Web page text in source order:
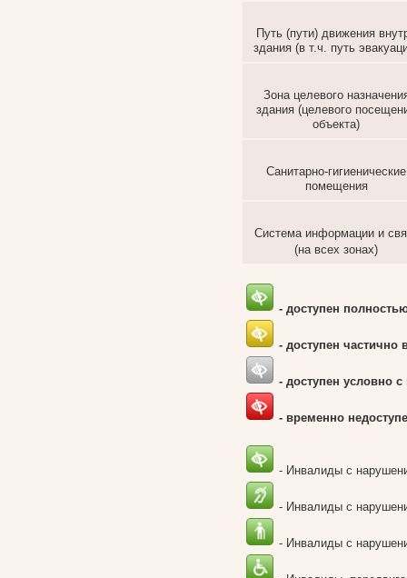
Путь (пути) движения
здания (в т.ч. путь
Зона целевого
здания (целевого
объекта)
Санитарно-гигиенические
помещения
Система информации и
(на всех зонах)
- доступен
- доступен частично
- доступен условно
- временно
- Инвалиды с
- Инвалиды с
- Инвалиды с